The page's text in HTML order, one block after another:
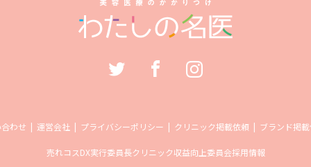
わせ 運営会社 プライバシーポリシー クリニック掲載依頼 ブランド掲
売れコスDX実行委員長クリニック収益向上委員会採用情報